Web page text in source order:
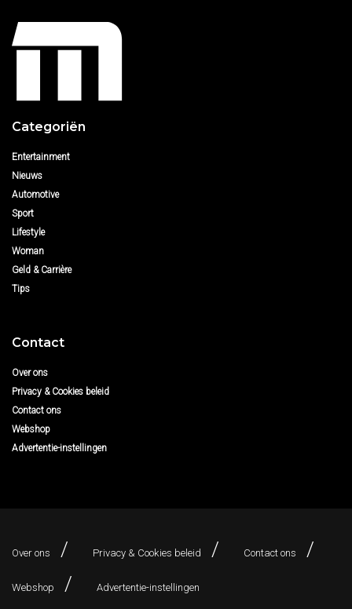
Categoriën
Entertainment
Nieuws
Automotive
Sport
Lifestyle
Woman
Geld & Carrière
Tips
Contact
Over ons
Privacy & Cookies beleid
Contact ons
Webshop
Advertentie-instellingen
Over ons Privacy & Cookies beleid Contact ons
Webshop Advertentie-instellingen